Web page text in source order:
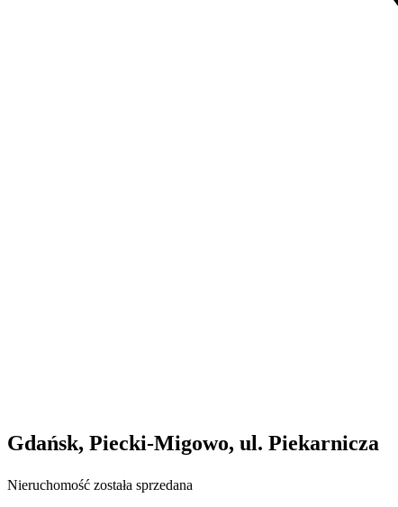
Gdańsk, Piecki-Migowo, ul. Piekarnicza
Nieruchomość została sprzedana